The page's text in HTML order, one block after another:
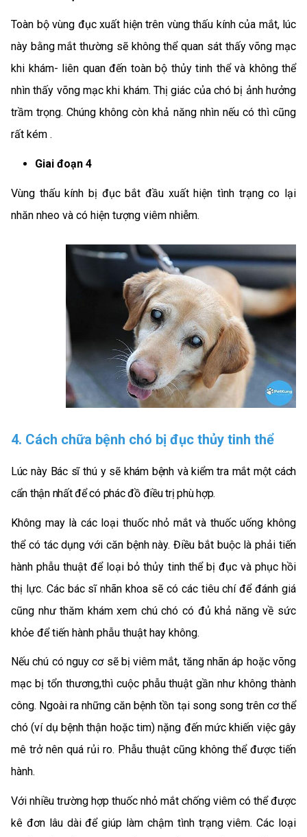
Toàn bộ vùng đục xuất hiện trên vùng thấu kính của mắt, lúc
này bằng mắt thường sẽ không thể quan sát thấy võng mạc
khi khám- liên quan đến toàn bộ thủy tinh thể và không thể
nhìn thấy võng mạc khi khám. Thị giác của chó bị ảnh hưởng
trầm trọng. Chúng không còn khả năng nhìn nếu có thì cũng
rất kém .
Giai đoạn 4
Vùng thấu kính bị đục bắt đầu xuất hiện tình trạng co lại
nhăn nheo và có hiện tượng viêm nhiễm.
4. Cách chữa bệnh chó bị đục thủy tinh thể
Lúc này Bác sĩ thú y sẽ khám bệnh và kiểm tra mắt một cách
cẩn thận nhất để có phác đồ điều trị phù hợp.
Không may là các loại thuốc nhỏ mắt và thuốc uống không
thể có tác dụng với căn bệnh này. Điều bắt buộc là phải tiến
hành phẫu thuật để loại bỏ thủy tinh thể bị đục và phục hồi
thị lực. Các bác sĩ nhãn khoa sẽ có các tiêu chí để đánh giá
cũng như thăm khám xem chú chó có đủ khả năng về sức
khỏe để tiến hành phẫu thuật hay không.
Nếu chú có nguy cơ sẽ bị viêm mắt, tăng nhãn áp hoặc võng
mạc bị tổn thương,thì cuộc phẫu thuật gần như không thành
công. Ngoài ra những căn bệnh tồn tại song song trên cơ thể
chó (ví dụ bệnh thận hoặc tim) nặng đến mức khiến việc gây
mê trở nên quá rủi ro. Phẫu thuật cũng không thể được tiến
hành.
Với nhiều trường hợp thuốc nhỏ mắt chống viêm có thể được
kê đơn lâu dài để giúp làm chậm tình trạng viêm. Các loại